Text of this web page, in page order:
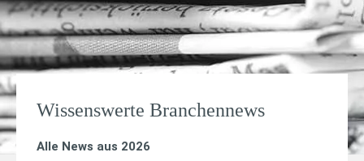
Wissenswerte Branchennews
Alle News aus 2026